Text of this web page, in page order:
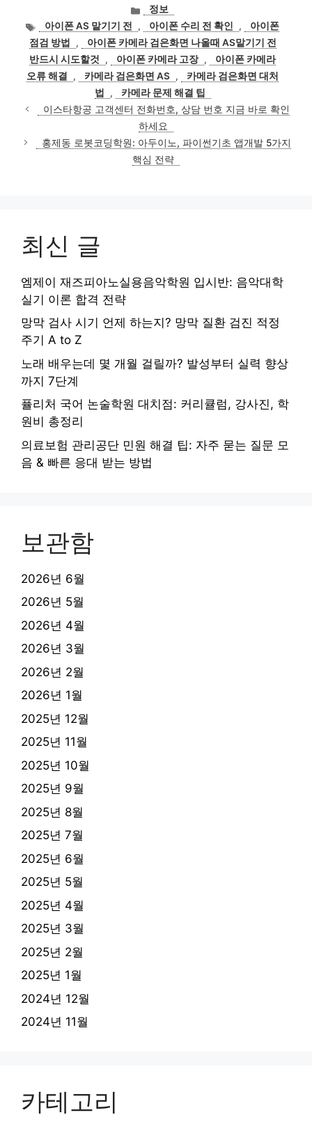
카
테
고
리
정보
태
그
아이폰 AS 맡기기 전 , 아이폰 수리 전 확인 ,
아이폰
점검 방법
,
아이폰 카메라 검은화면 나올때 AS맡기기 전
반드시 시도할것
, 아이폰 카메라 고장 ,
아이폰 카메라
오류 해결
, 카메라 검은화면 AS ,
카메라 검은화면 대처
법
,
카메라 문제 해결 팁
이스타항공 고객센터 전화번호, 상담 번호 지금 바로 확인
하세요
홍제동 로봇코딩학원: 아두이노, 파이썬기초 앱개발 5가지
핵심 전략
최신 글
엠제이 재즈피아노실용음악학원 입시반: 음악대학
실기 이론 합격 전략
망막 검사 시기 언제 하는지? 망막 질환 검진 적정
주기 A to Z
노래 배우는데 몇 개월 걸릴까? 발성부터 실력 향상
까지 7단계
퓰리처 국어 논술학원 대치점: 커리큘럼, 강사진, 학
원비 총정리
의료보험 관리공단 민원 해결 팁: 자주 묻는 질문 모
음 & 빠른 응대 받는 방법
보관함
2026년 6월
2026년 5월
2026년 4월
2026년 3월
2026년 2월
2026년 1월
2025년 12월
2025년 11월
2025년 10월
2025년 9월
2025년 8월
2025년 7월
2025년 6월
2025년 5월
2025년 4월
2025년 3월
2025년 2월
2025년 1월
2024년 12월
2024년 11월
카테고리